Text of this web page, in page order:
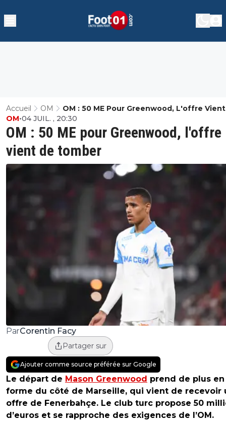
Accueil OM
OM : 50 ME Pour Greenwood, L'offre
Tomber
OM : 50 ME pour Greenwood, l'offre
vient de tomber
OM•04 JUIL. , 20:30
ParCorentin Facy
Partager sur
Ajouter comme source préférée sur Google
Le départ de Mason Greenwood prend de plus
forme du côté de Marseille, qui vient de recevoir
offre de Fenerbahçe. Le club turc propose 50
d’euros et se rapproche des exigences de l’OM.